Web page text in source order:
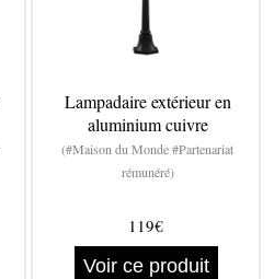
Lampadaire extérieur en
aluminium cuivre
(#Maison du Monde #Partenariat
rémunéré)
119€
Voir ce produit